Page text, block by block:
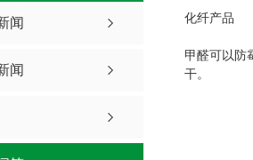
闻
闻
化纤产品
甲醛可以防
干。